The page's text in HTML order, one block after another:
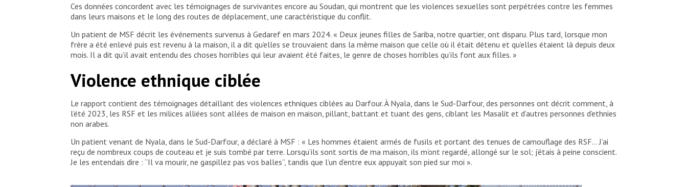
Ces données concordent avec les témoignages de survivantes encore au Soudan, qui montrent que les violences sexuelles sont perpétrées contre les femmes
dans leurs maisons et le long des routes de déplacement, une caractéristique du conflit.
Un patient de MSF décrit les événements survenus à Gedaref en mars 2024. « Deux jeunes filles de Sariba, notre quartier, ont disparu. Plus tard, lorsque mon
frère a été enlevé puis est revenu à la maison, il a dit qu’elles se trouvaient dans la même maison que celle où il était détenu et qu’elles étaient là depuis deux
mois. Il a dit qu’il avait entendu des choses horribles qui leur avaient été faites, le genre de choses horribles qu’ils font aux filles. »
Violence ethnique ciblée
Le rapport contient des témoignages détaillant des violences ethniques ciblées au Darfour. À Nyala, dans le Sud-Darfour, des personnes ont décrit comment, à
l’été 2023, les RSF et les milices alliées sont allées de maison en maison, pillant, battant et tuant des gens, ciblant les Masalit et d’autres personnes d’ethnies
non arabes.
Un patient venant de Nyala, dans le Sud-Darfour, a déclaré à MSF : « Les hommes étaient armés de fusils et portant des tenues de camouflage des RSF… J’ai
reçu de nombreux coups de couteau et je suis tombé par terre. Lorsqu’ils sont sortis de ma maison, ils m’ont regardé, allongé sur le sol; j’étais à peine conscient.
Je les entendais dire : “Il va mourir, ne gaspillez pas vos balles”, tandis que l’un d’entre eux appuyait son pied sur moi ».